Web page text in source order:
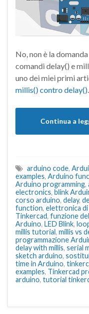
No, non è la
comandi delay() e
uno dei miei primi
millis() contro delay().
Continua a
arduino code,
examples, Arduino
Arduino programming,
electronics, blink
corso arduino, delay,
function, elettronica di
Tinkercad, funzione
Arduino, LED Blink,
millis tutorial, millis vs
programmazione
delay with millis, serial
sketch arduino,
time in Arduino,
examples, Tinkercad
arduino, tutorial